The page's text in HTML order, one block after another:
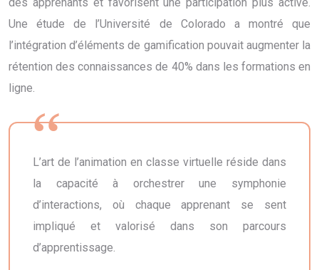
Une étude de l’Université de Colorado a montré que
l’intégration d’éléments de gamification pouvait augmenter la
rétention des connaissances de 40% dans les formations en
ligne.
L’art de l’animation en classe virtuelle réside dans
la capacité à orchestrer une symphonie
d’interactions, où chaque apprenant se sent
impliqué et valorisé dans son parcours
d’apprentissage.